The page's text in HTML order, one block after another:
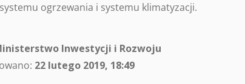
ogrzewania i systemu klimatyzacji.
Inwestycji i Rozwoju
22 lutego 2019, 18:49